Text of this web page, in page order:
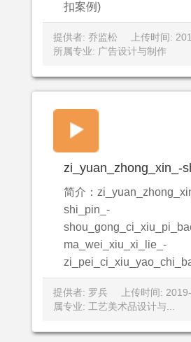
扣案例)
提供者: 乔监松
上传时间:
所属专业: 广告设计与制作
简介：
shi_pin_-
ma_wei_xiu_xi_lie_-
提供者: 罗兵 上传时间:
属专业: 工艺美术品设计与...